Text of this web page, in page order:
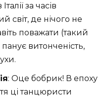
за часів
світ, де нічого не
поважати (такий
витонченість,
: Оце бобрик! В епоху
ці танцюристи